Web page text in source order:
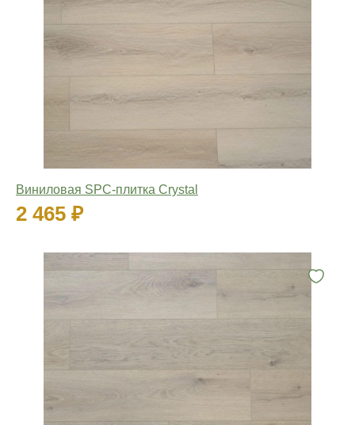
Виниловая SPC-плитка Crystal
2 465 ₽